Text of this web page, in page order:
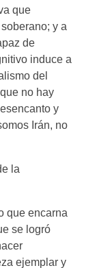
que
y a
de
induce a
del
no hay
y
Irán, no
la
que encarna
se logró
ejemplar y